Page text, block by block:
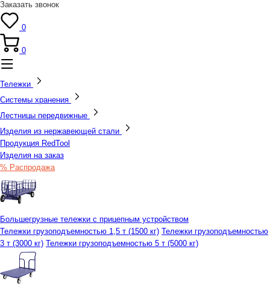
Заказать звонок
0
0
Тележки
Системы хранения
Лестницы передвижные
Изделия из нержавеющей стали
Продукция RedTool
Изделия на заказ
% Распродажа
Большегрузные тележки с прицепным устройством
Тележки грузоподъемностью 1,5 т (1500 кг) Тележки грузоподъемностью
3 т (3000 кг) Тележки грузоподъемностью 5 т (5000 кг)